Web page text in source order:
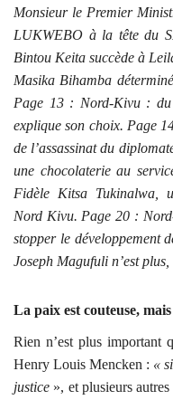
Monsieur le Premier
LUKWEBO à la tête du
Bintou Keita succède à
Masika Bihamba
Page 13 : Nord-Kivu :
explique son choix. Page
de l’assassinat du
une chocolaterie au
Fidèle Kitsa Tukinalwa,
Nord Kivu. Page 20 :
stopper le développement
Joseph Magufuli n’est
La paix est couteuse,
Rien n’est plus important
Henry Louis Mencken : «
justice », et plusieurs